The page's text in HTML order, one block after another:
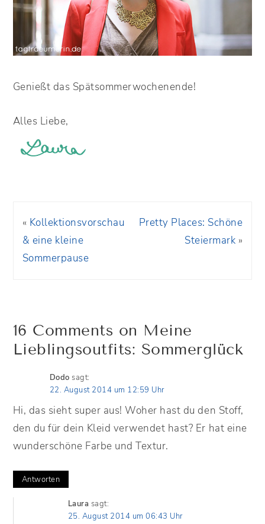
Genießt das Spätsommerwochenende!
Alles Liebe,
« Kollektionsvorschau
& eine kleine
Sommerpause
Pretty Places: Schöne
Steiermark »
16 Comments on Meine
Lieblingsoutfits: Sommerglück
Dodo sagt:
22. August 2014 um 12:59 Uhr
Hi, das sieht super aus! Woher hast du den Stoff,
den du für dein Kleid verwendet hast? Er hat eine
wunderschöne Farbe und Textur.
Antworten
Laura sagt:
25. August 2014 um 06:43 Uhr